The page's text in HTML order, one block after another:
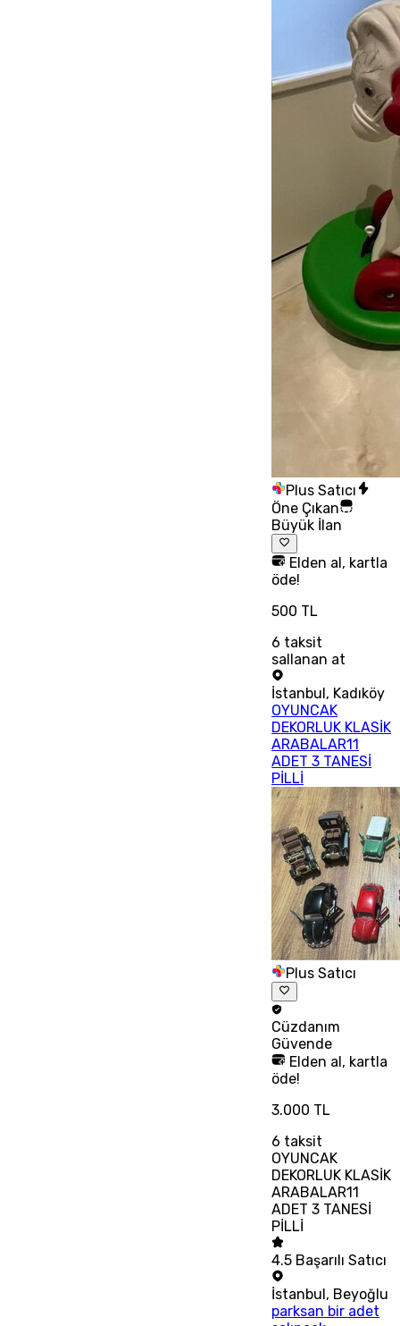
Plus Satıcı
Öne Çıkan
Büyük İlan
Elden al, kartla
öde!
500 TL
6 taksit
sallanan at
İstanbul, Kadıköy
OYUNCAK
DEKORLUK KLASİK
ARABALAR11
ADET 3 TANESİ
PİLLİ
Plus Satıcı
Cüzdanım
Güvende
Elden al, kartla
öde!
3.000 TL
6 taksit
OYUNCAK
DEKORLUK KLASİK
ARABALAR11
ADET 3 TANESİ
PİLLİ
4.5 Başarılı Satıcı
İstanbul , Beyoğlu
parksan bir adet